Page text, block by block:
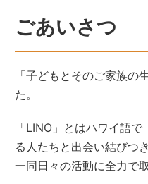
ごあいさつ
「子どもとそのご家族
た。
「LINO」とはハワイ語
る人たちと出会い結びつ
一同日々の活動に全力で